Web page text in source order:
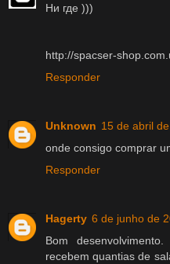
Ни где )))
http://spacser-
Responder
Unknown 15 de abril
onde consigo comprar
Responder
Hagerty 6 de junho de
Bom
recebem quantias de